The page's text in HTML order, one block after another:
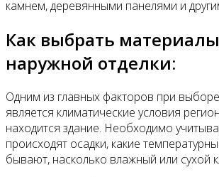
камнем, деревянными панелями и
Как выбрать
наружной отделки:
Одним из главных факторов при
является климатические условия
находится здание. Необходимо
происходят осадки, какие
бывают, насколько влажный или сухой